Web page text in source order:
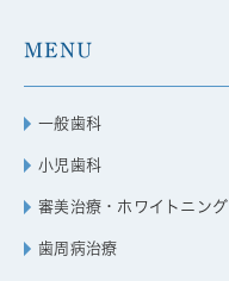
MENU
一般歯科
小児歯科
審美治療・ホワイトニング
歯周病治療